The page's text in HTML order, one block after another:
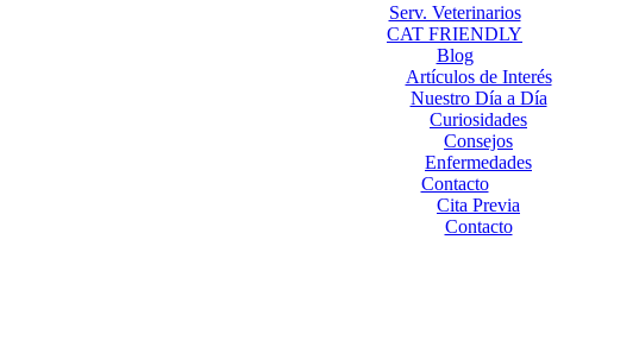
Serv. Veterinarios
CAT FRIENDLY
Blog
Artículos de Interés
Nuestro Día a Día
Curiosidades
Consejos
Enfermedades
Contacto
Cita Previa
Contacto